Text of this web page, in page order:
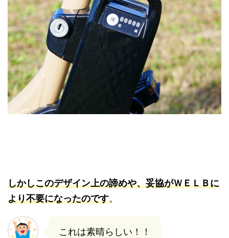
しかしこのデザイン上の諦めや、妥協がＷＥＬＢに
より不要になったのです。
これは素晴らしい！！